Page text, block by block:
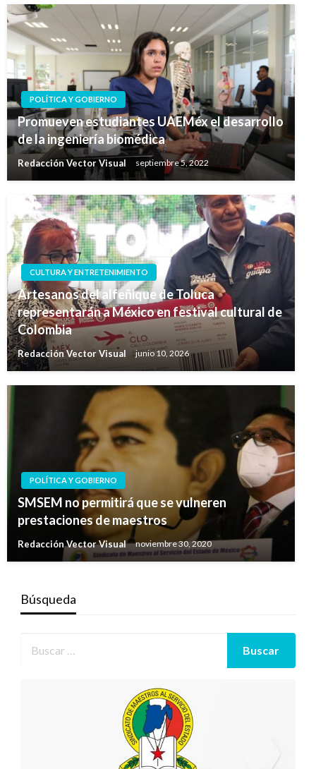
POLÍTICA Y GOBIERNO
Promueven estudiantes UAEMéx el desarrollo
de la ingeniería biomédica
Redacción Vector Visual septiembre 5, 2022
CULTURA Y ENTRETENIMIENTO
Artesanos del alfeñique de Toluca
representarán a México en festival cultural de
Colombia
Redacción Vector Visual junio 10, 2026
POLÍTICA Y GOBIERNO
SMSEM no permitirá que se vulneren
prestaciones de maestros
Redacción Vector Visual noviembre 30, 2020
Búsqueda